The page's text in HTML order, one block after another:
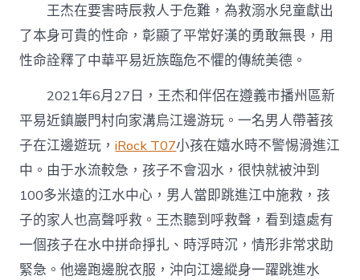
王杰在要害時辰救人于危難，為救溺水兒童獻出
了本身可貴的性命，彰顯了平常好漢的勇敢無畏，用
性命詮釋了中華平易近族臨危不懼的傳統美德。
2021年6月27日，王杰和伴侶在遵義市播州區新
平易近鎮巖門村向家溝烏江邊游玩。一名男人帶著孩
子在江邊遊玩，iRock T07小孩在嬉水時不警惕滑進江
中。由于水流較急，孩子不會泅水，很快就被沖到
100多米遠的江水中心，男人當即跳進江中施救，孩
子的家人也高聲呼救。王杰聽到呼救聲，看到遠處有
一個孩子在水中拼命掙扎、時浮時沉，情形非常求助
緊急。他邊跑邊脫衣服，沖向江邊縱身一躍跳進水